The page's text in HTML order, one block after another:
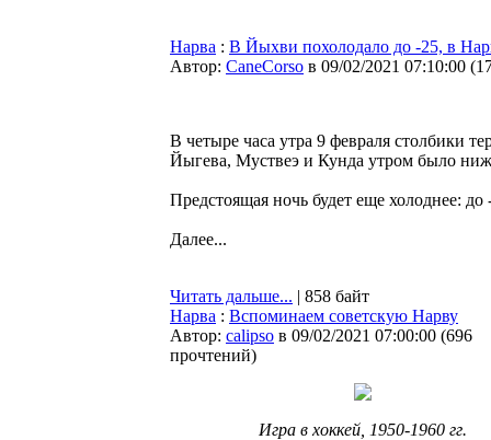
Нарва : В Йыхви похолодало до -25, в
Автор: CaneCorso в 09/02/2021 07:10:00 (
В четыре часа утра 9 февраля столбики
Йыгева, Муствеэ и Кунда утром было
Предстоящая ночь будет еще холоднее: до
Далее...
Читать дальше... | 858 байт
Нарва : Вспоминаем советскую Нарву
Автор: calipso в 09/02/2021 07:00:00 (696
прочтений)
Игра в хоккей, 1950-1960 гг.